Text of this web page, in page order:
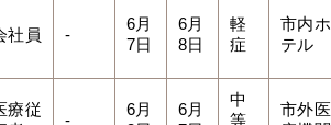
社員 -
6月
7日
6月
8日
軽
症
市内ホ
テル
療従
-
6月
6月
中
等
市外医